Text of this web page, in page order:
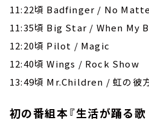
11:22頃 Badfinger / No
11:35頃 Big Star / When My
12:20頃 Pilot / Magic
12:40頃 Wings / Rock Show
13:49頃 Mr.Children / 虹の彼
初の番組本『生活が踊る